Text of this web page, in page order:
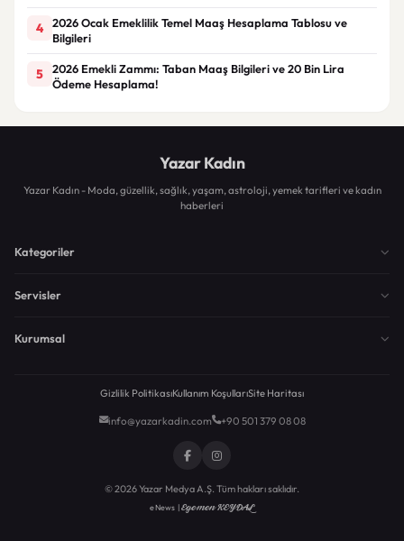
4
2026 Ocak Emeklilik Temel Maaş Hesaplama Tablosu ve
Bilgileri
5
2026 Emekli Zammı: Taban Maaş Bilgileri ve 20 Bin Lira
Ödeme Hesaplama!
Yazar Kadın
Yazar Kadın - Moda, güzellik, sağlık, yaşam, astroloji, yemek tarifleri ve kadın
haberleri
Kategoriler
Servisler
Kurumsal
Gizlilik PolitikasıKullanım KoşullarıSite Haritası
info@yazarkadin.com +90 501 379 08 08
© 2026 Yazar Medya A.Ş. Tüm hakları saklıdır.
eNews |Egemen KEYDAL